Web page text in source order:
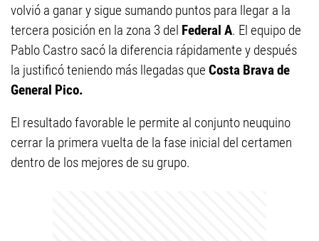
volvió a ganar y sigue sumando puntos para llegar a la
tercera posición en la zona 3 del Federal A. El equipo de
Pablo Castro sacó la diferencia rápidamente y después
la justificó teniendo más llegadas que Costa Brava de
General Pico.
El resultado favorable le permite al conjunto neuquino
cerrar la primera vuelta de la fase inicial del certamen
dentro de los mejores de su grupo.